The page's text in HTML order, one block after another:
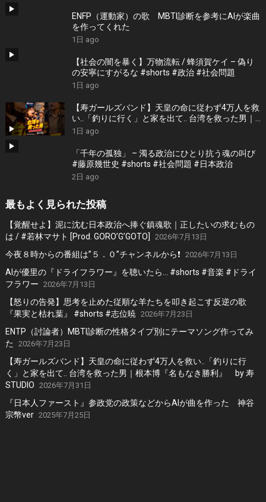
ENFP（運動家）の歌 MBTI診断を参考にAIが楽曲
を作ってくれた
1日 ago
【社会の闇を暴く】万物流転 / 蜂須賀ケイ – 偽り
の安寧にすがるな #shorts #政治 #社会問題
1日 ago
【寿ガールズバンド】天皇の命に従わず4万人を救
い..「釣りに行く」と家を出て.. 台湾を救った男｜
根本博『名もなき勝利』 by 寿STUDIO
1日 ago
「千年の孤独」 – 濁る政治にひとり抗う魂の叫び
#藤原幾世史 #shorts #社会問題 #日本政治
2日 ago
最もよく見られた投稿
【覚醒せよ】泥に沈む日本政治へ捧ぐ鎮魂歌｜正したいの求むもの
は / #若林マサト [Prod. GORO’G’GOTO]
2026年7月13日
今夜８時からの番組は”５．０”チャンネルから❗️ 2026年7月13日
AIが優里の『ドライフラワー』を聴いたら… #shorts #音楽 #ドライ
フラワー 2026年7月13日
【怒りの告発】思考を止めた従順な羊たちを叩き起こす反逆の歌
『果実と枯れ葉』 #shorts #志位暁 2026年7月23日
ENTP（討論者）MBTI診断の性格タイプ別にテーマソング作ってみ
た
2026年7月23日
【寿ガールズバンド】天皇の命に従わず4万人を救い..「釣りに行
く」と家を出て.. 台湾を救った男｜根本博『名もなき勝利』 by 寿
STUDIO 2026年7月31日
『日本人ファースト』参政党の政策などからAIが曲を作った 神谷
宗幣ver 2025年7月25日